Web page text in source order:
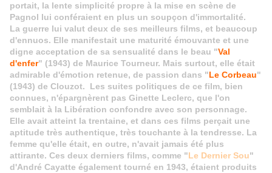
portait, la lente simplicité propre à la mise en scène de
Pagnol lui conféraient en plus un soupçon d'immortalité.
La guerre lui valut deux de ses meilleurs films, et beaucoup
d'ennuos. Elle manifestait une maturité émouvante et une
digne acceptation de sa sensualité dans le beau "Val
d'enfer" (1943) de Maurice Tourneur. Mais surtout, elle était
admirable d'émotion retenue, de passion dans "Le Corbeau"
(1943) de Clouzot. Les suites politiques de ce film, bien
connues, n'épargnèrent pas Ginette Leclerc, que l'on
semblait à la Libération confondre avec son personnage.
Elle avait atteint la trentaine, et dans ces films perçait une
aptitude très authentique, très touchante à la tendresse. La
femme qu'elle était, en outre, n'avait jamais été plus
attirante. Ces deux derniers films, comme "Le Dernier Sou"
d'André Cayatte également tourné en 1943, étaient produits